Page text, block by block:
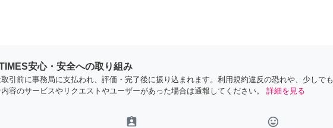
安心・安全への取り組み
引前に事務局に支払われ、評価・完了後に振り込まれます。利用規約違反の恐れや、少しでも
容のサービスやリクエストやユーザーがあった場合は通報してください。
詳細を見る
assignment_ind tag_faces